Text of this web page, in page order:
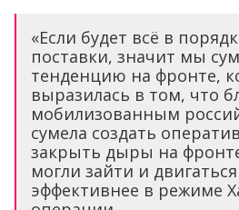
«Если будет всё в
поставки, значит мы
тенденцию на фронте,
выразилась в том, что
мобилизованным
сумела создать
закрыть дыры на
могли зайти и
эффективнее в режиме